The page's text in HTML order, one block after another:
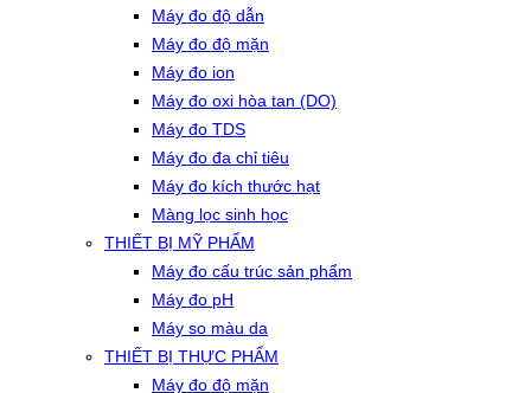
Máy đo độ dẫn
Máy đo độ mặn
Máy đo ion
Máy đo oxi hòa tan (DO)
Máy đo TDS
Máy đo đa chỉ tiêu
Máy đo kích thước hạt
Màng lọc sinh học
THIẾT BỊ MỸ PHẨM
Máy đo cấu trúc sản phẩm
Máy đo pH
Máy so màu da
THIẾT BỊ THỰC PHẨM
Máy đo độ mặn